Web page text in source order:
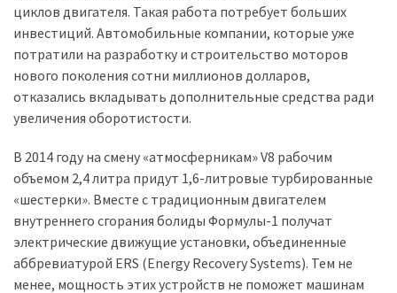
(3 678)
Тюнинг
спорт
(733)
Події
(521)
Автовласнику
(474)
Автозакон
циклов двигателя. Такая работа потребует больших
инвестиций. Автомобильные компании, которые уже
потратили на разработку и строительство моторов
нового поколения сотни миллионов долларов,
отказались вкладывать дополнительные средства ради
увеличения оборотистости.
В 2014 году на смену «атмосферникам» V8 рабочим
объемом 2,4 литра придут 1,6-литровые турбированные
«шестерки». Вместе с традиционным двигателем
внутреннего сгорания болиды Формулы-1 получат
электрические движущие установки, объединенные
аббревиатурой ERS (Energy Recovery Systems). Тем не
менее, мощность этих устройств не поможет машинам